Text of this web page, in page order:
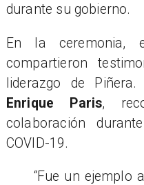
durante su gobierno.
En la ceremonia,
compartieron
liderazgo de
Enrique Paris,
colaboración
COVID-19.
“Fue un ejemplo